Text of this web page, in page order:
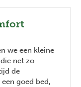
we een kleine
net zo
de
goed bed,